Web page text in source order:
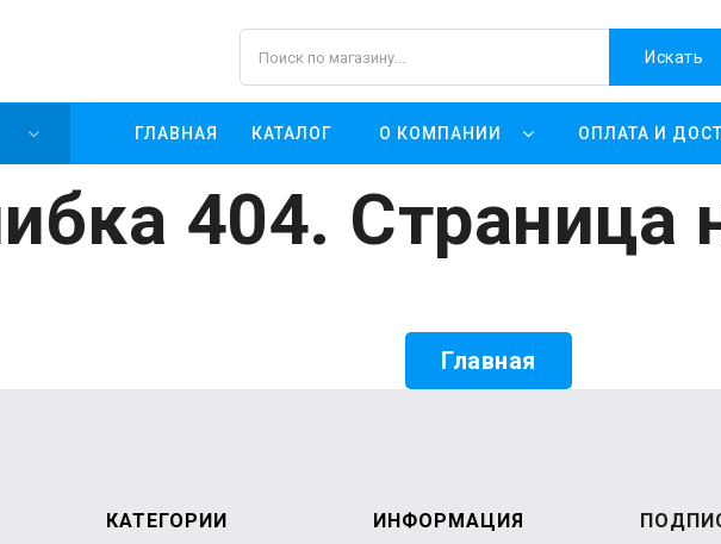
Искать
ГЛАВНАЯ КАТАЛОГ О КОМПАНИИ ОПЛАТА И
404. Страница
Главная
КАТЕГОРИИ ИНФОРМАЦИЯ